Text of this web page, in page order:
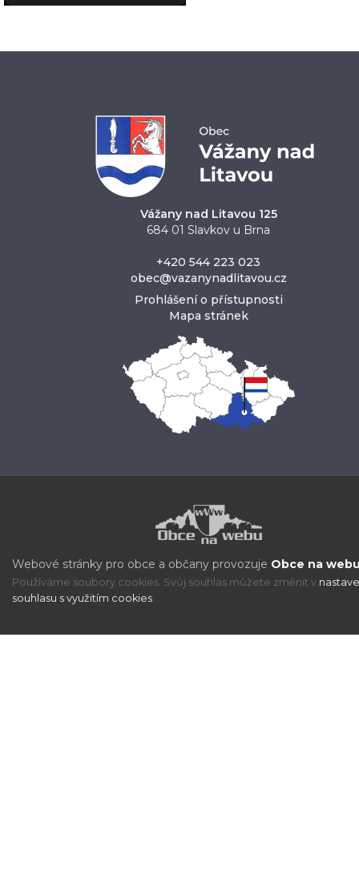
Vážany nad Litavou 125
684 01 Slavkov u Brna
+420 544 223 023
obec@vazanynadlitavou.cz
Prohlášení o přístupnosti
Mapa stránek
Webové stránky pro obce a občany provozuje Obce na
Používáme soubory cookies. Svůj souhlas můžete změnit v
souhlasu s využitím cookies